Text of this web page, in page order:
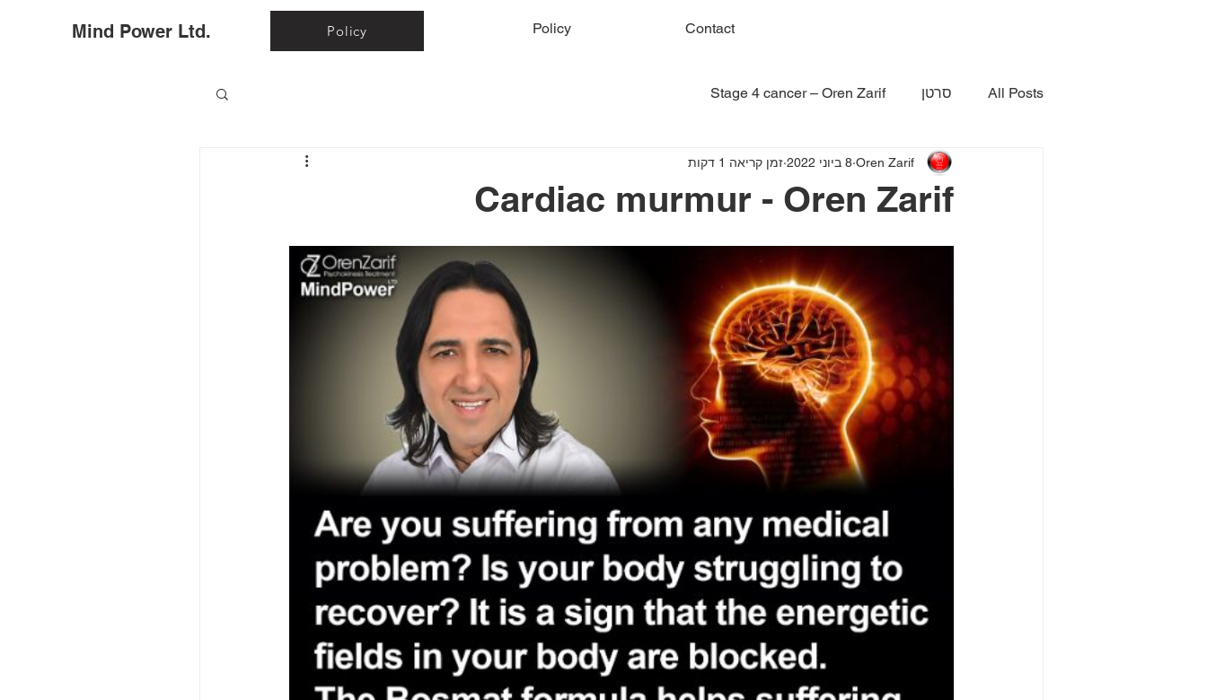
Mind Power Ltd. Policy Contact
Policy
All Posts סרטן Stage 4 cancer – Oren Zarif
Cardiac murmur - Oren Zarif
Oren Zarif 8 ביוני 2022 זמן קריאה 1 דקות